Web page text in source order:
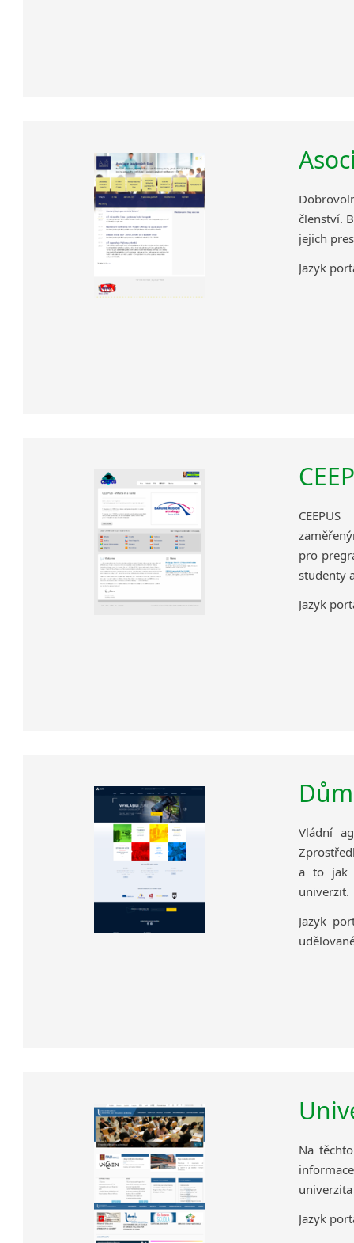
členství.
jejich
Jazyk
pro
studenty
Jazyk
Vládní
a to jak
univerzit.
Jazyk
Na
Jazyk